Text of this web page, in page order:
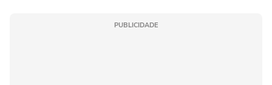
PUBLICIDADE